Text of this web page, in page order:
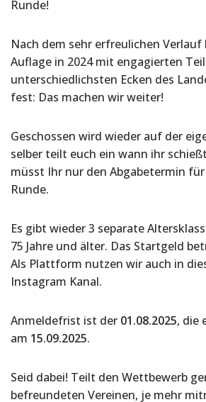
Runde!
Nach dem sehr erfreulichen Verlauf
Auflage in 2024 mit engagierten
unterschiedlichsten Ecken des
fest: Das machen wir weiter!
Geschossen wird wieder auf der
selber teilt euch ein wann ihr
müsst Ihr nur den Abgabetermin
Runde.
Es gibt wieder 3 separate
75 Jahre und älter. Das Startgeld
Als Plattform nutzen wir auch in
Instagram Kanal.
Anmeldefrist ist der 01.08.2025, die
am 15.09.2025.
Seid dabei! Teilt den Wettbewerb
befreundeten Vereinen, je mehr